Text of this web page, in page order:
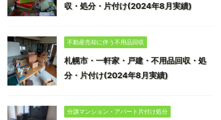
収・処分・片付け(2024年8月実績)
不動産売却に伴う不用品回収
札幌市・一軒家・戸建・不用品回収・処
分・片付け(2024年8月実績)
分譲マンション・アパート片付け処分